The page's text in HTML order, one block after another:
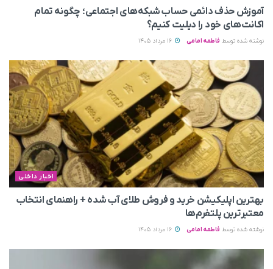
آموزش حذف دائمی حساب شبکه‌های اجتماعی؛ چگونه تمام
اکانت‌های خود را دیلیت کنیم؟
نوشته شده توسط فاطمه امامی
اخبار داخلی
بهترین اپلیکیشن خرید و فروش طلای آب شده + راهنمای انتخاب
معتبرترین پلتفرم‌ها
نوشته شده توسط فاطمه امامی